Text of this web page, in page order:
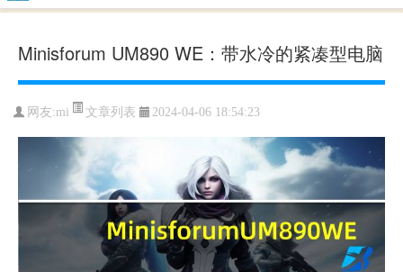
Minisforum UM890 WE：带水冷的紧凑型电脑
网友:mi 文章列表 2024-04-06 18:54:23